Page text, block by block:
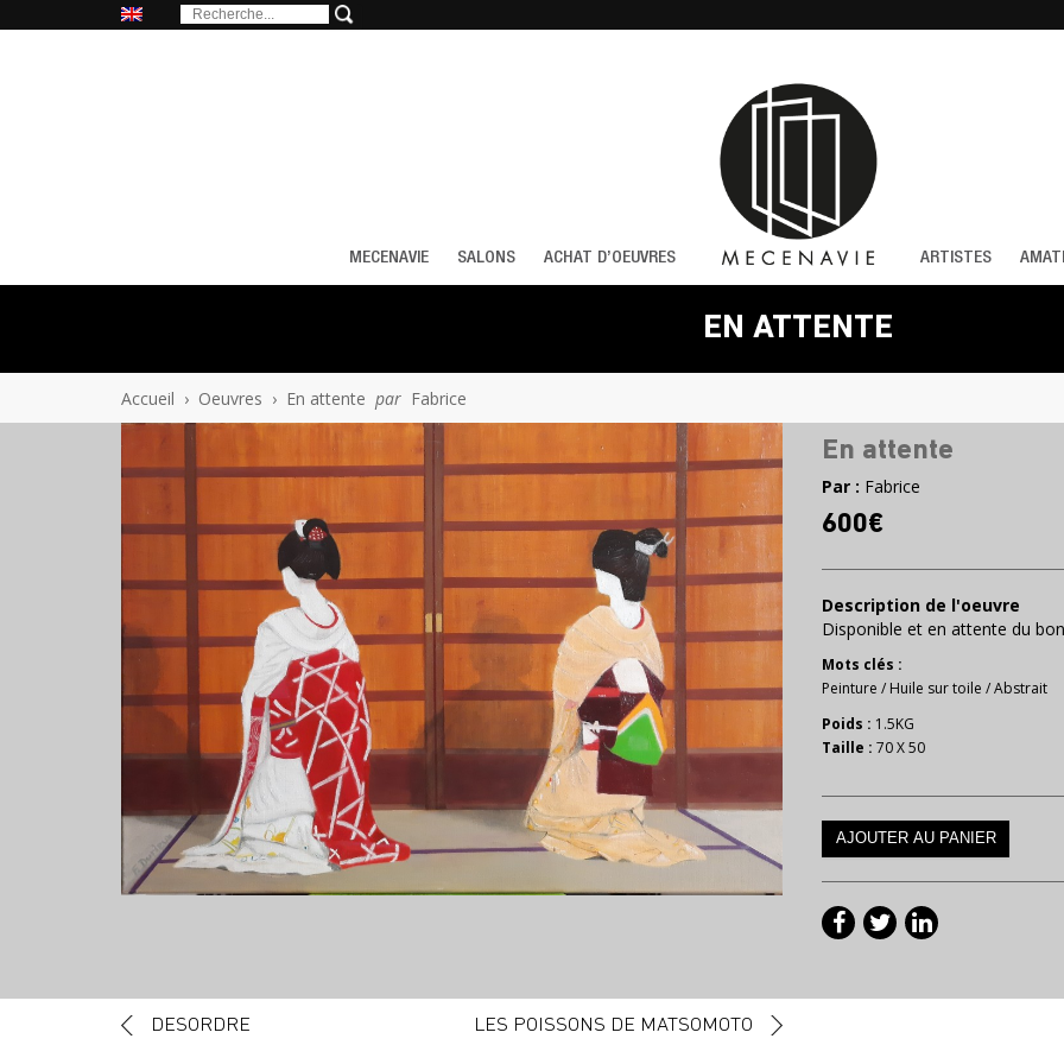
ACHAT D’OEUVRES
SALONS
MECENAVIE ARTISTES
EN ATTENTE
Accueil › Oeuvres › En attente par Fabrice
En attente
Par : Fabrice
600€
Description de l'oeuvre
Disponible et en attente du
Mots clés :
Peinture / Huile sur toile /Abstrait
Poids : 1.5KG
Taille : 70 X 50
Navigation des articles
DESORDRE LES POISSONS DE MATSOMOTO